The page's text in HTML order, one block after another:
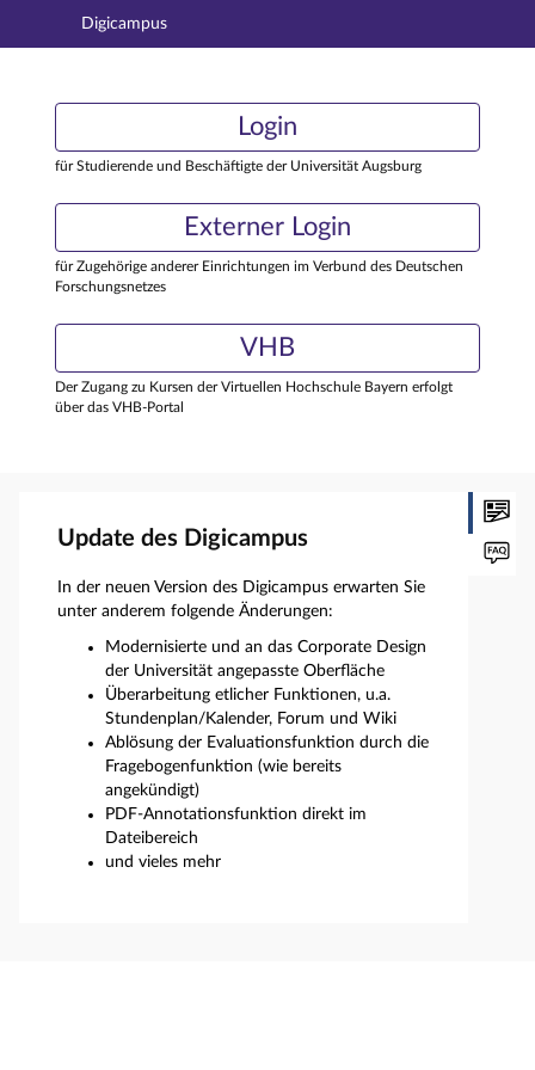
Hauptnavigation
Externer Login
Digicampus
Login
für Studierende und Beschäftigte der Universität Augsburg
Externer Login
für Zugehörige anderer Einrichtungen im Verbund des Deutschen
Forschungsnetzes
VHB
Der Zugang zu Kursen der Virtuellen Hochschule Bayern erfolgt
über das VHB-Portal
Update des Digicampus
In der neuen Version des Digicampus erwarten Sie
unter anderem folgende Änderungen:
Modernisierte und an das Corporate Design
der Universität angepasste Oberfläche
Überarbeitung etlicher Funktionen, u.a.
Stundenplan/Kalender, Forum und Wiki
Ablösung der Evaluationsfunktion durch die
Fragebogenfunktion (wie bereits
angekündigt)
PDF-Annotationsfunktion direkt im
Dateibereich
und vieles mehr